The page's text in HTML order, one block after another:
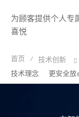
为顾客提供个人专
喜悦
首页 / 技术创新
技术理念
更安全放